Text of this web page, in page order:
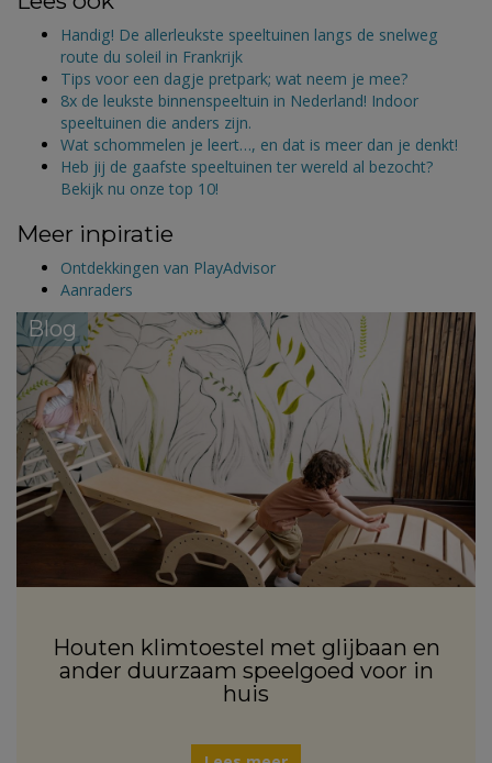
Handig! De allerleukste speeltuinen langs de snelweg
route du soleil in Frankrijk
Tips voor een dagje pretpark; wat neem je mee?
8x de leukste binnenspeeltuin in Nederland! Indoor
speeltuinen die anders zijn.
Wat schommelen je leert…, en dat is meer dan je denkt!
Heb jij de gaafste speeltuinen ter wereld al bezocht?
Bekijk nu onze top 10!
Meer inpiratie
Ontdekkingen van PlayAdvisor
Aanraders
Blog
Houten klimtoestel met glijbaan en
ander duurzaam speelgoed voor in
huis